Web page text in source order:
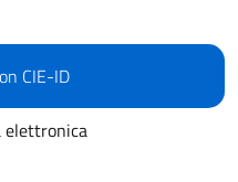
CIE-ID
elettronica